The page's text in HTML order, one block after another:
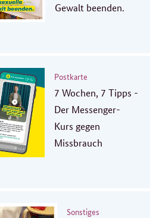
Gewalt beenden.
Postkarte
7 Wochen, 7 Tipps -
Der Messenger-
Kurs gegen
Missbrauch
Sonstiges